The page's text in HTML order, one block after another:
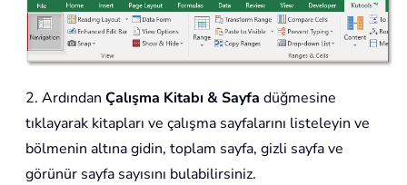
2. Ardından Çalışma Kitabı & Sayfa düğmesine
tıklayarak kitapları ve çalışma sayfalarını listeleyin ve
bölmenin altına gidin, toplam sayfa, gizli sayfa ve
görünür sayfa sayısını bulabilirsiniz.